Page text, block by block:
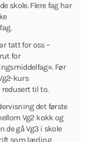
skole. Flere fag har
tatt for oss –
for
Før
kurs
til to.
det første
Vg2 kokk og
de gå Vg3 i skole
som lærling.